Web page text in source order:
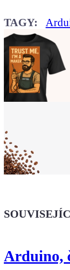
TAGY:
že jsi
Koupit tričko
Arduino,